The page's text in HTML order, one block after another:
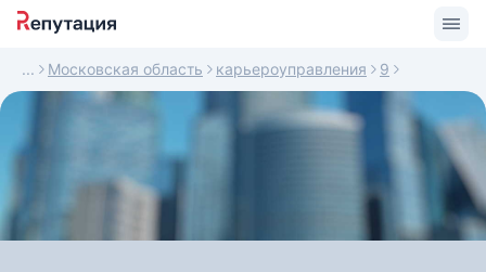
Московская область карьероуправления 9